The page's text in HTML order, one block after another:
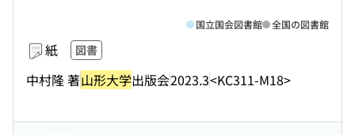
紙 図書
中村隆 著山形大学出版会2023.3<KC311-M18>
国立国会図書館 全国の図書館